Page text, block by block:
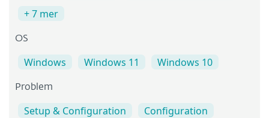
+ 7 mer
OS
Windows Windows 11 Windows 10
Problem
Setup & Configuration Configuration